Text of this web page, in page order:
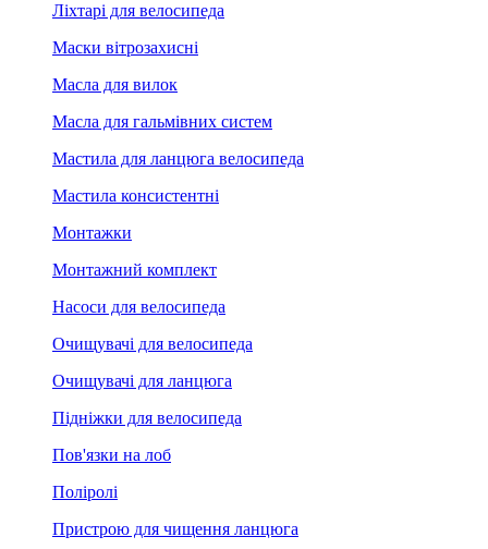
Ліхтарі для велосипеда
Маски вітрозахисні
Масла для вилок
Масла для гальмівних систем
Мастила для ланцюга велосипеда
Мастила консистентні
Монтажки
Монтажний комплект
Насоси для велосипеда
Очищувачі для велосипеда
Очищувачі для ланцюга
Підніжки для велосипеда
Пов'язки на лоб
Поліролі
Пристрою для чищення ланцюга